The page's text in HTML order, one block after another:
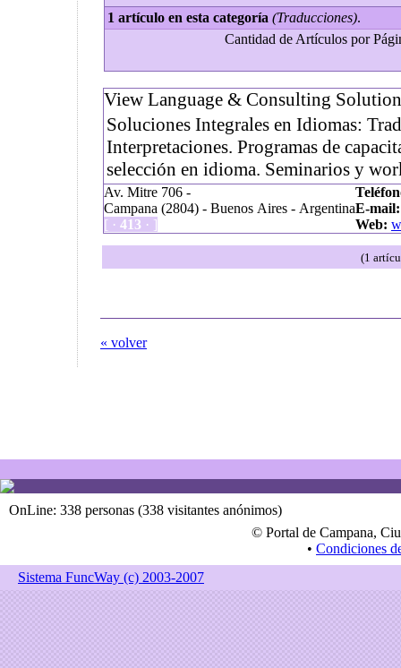
1 artículo en esta categoría (Traducciones).
Cantidad de Artículos por
View Language & Consulting
Soluciones Integrales en Idiomas:
Interpretaciones. Programas de
selección en idioma. Seminarios y
Av. Mitre 706 -
Campana (2804) - Buenos Aires - Argentina
[ · 413 · ]
E-mail:
Web:
(1
« volver
OnLine: 338 personas (338 visitantes anónimos)
© Portal de Campana,
• Condiciones
Sistema FuncWay (c) 2003-2007